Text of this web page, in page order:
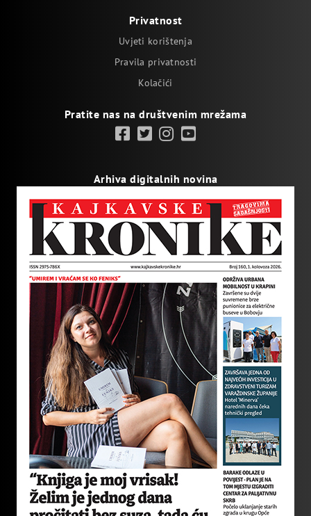
Privatnost
Uvjeti korištenja
Pravila privatnosti
Kolačići
Pratite nas na društvenim mrežama
Arhiva digitalnih novina